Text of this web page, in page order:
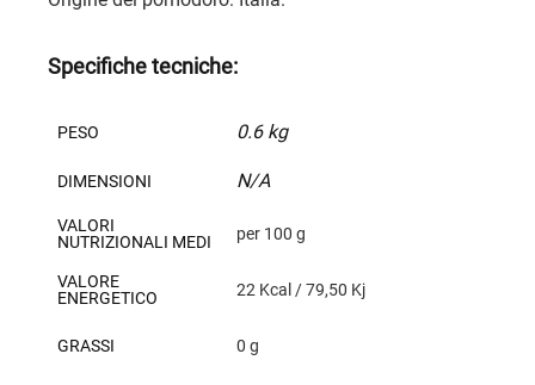
Specifiche tecniche:
PESO 0.6 kg
DIMENSIONI N/A
VALORI
NUTRIZIONALI MEDI
per 100 g
VALORE
ENERGETICO
22 Kcal / 79,50 Kj
GRASSI 0 g